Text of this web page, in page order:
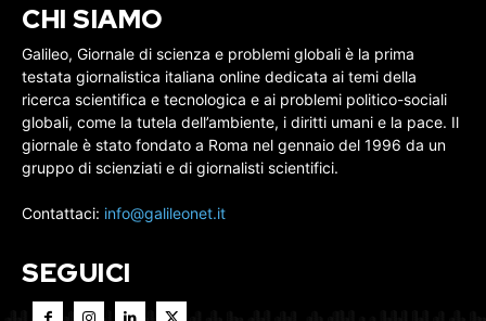
CHI SIAMO
Galileo, Giornale di scienza e problemi globali è la prima
testata giornalistica italiana online dedicata ai temi della
ricerca scientifica e tecnologica e ai problemi politico-sociali
globali, come la tutela dell’ambiente, i diritti umani e la pace. Il
giornale è stato fondato a Roma nel gennaio del 1996 da un
gruppo di scienziati e di giornalisti scientifici.
Contattaci: info@galileonet.it
SEGUICI